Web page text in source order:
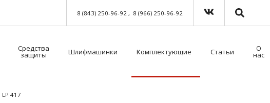
8 (843) 250-96-92 8 (966) 250-96-92
Средства
защиты Шлифмашинки Комплектующие Статьи О
нас
LP 417